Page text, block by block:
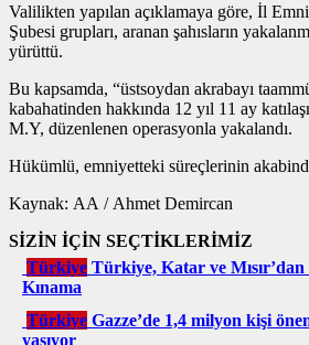
Valilikten yapılan açıklamaya göre, İl
Şubesi grupları, aranan şahısların
yürüttü.
Bu kapsamda, “üstsoydan akrabayı
kabahatinden hakkında 12 yıl 11 ay
M.Y, düzenlenen operasyonla yakalandı.
Hükümlü, emniyetteki süreçlerinin
Kaynak: AA / Ahmet Demircan
SİZİN İÇİN SEÇTİKLERİMİZ
Türkiye Türkiye, Katar ve Mısır’dan
Kınama
Türkiye Gazze’de 1,4 milyon kişi
yaşıyor